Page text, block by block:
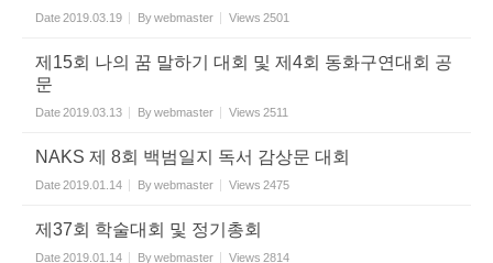
Date2019.03.19 Bywebmaster Views 2501
제15회 나의 꿈 말하기 대회 및 제4회 동화구연대회 공
문
Date2019.03.13 Bywebmaster Views 2511
NAKS 제 8회 백범일지 독서 감상문 대회
Date2019.01.14 Bywebmaster Views 2475
제37회 학술대회 및 정기총회
Date2019.01.14 Bywebmaster Views 2814